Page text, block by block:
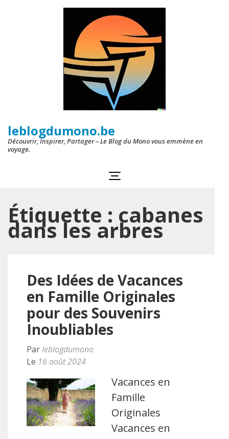
leblogdumono.be
Découvrir, Inspirer, Partager – Le Blog du Mono vous emmène en
voyage.
Étiquette : cabanes
dans les arbres
Des Idées de Vacances
en Famille Originales
pour des Souvenirs
Inoubliables
Parleblogdumono
Le 16 août 2024
Vacances en
Famille
Originales
Vacances en